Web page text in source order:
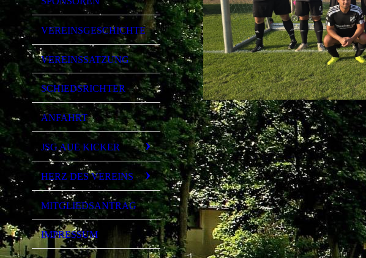
VEREINSGESCHICHTE
VEREINSSATZUNG
SCHIEDSRICHTER
ANFAHRT
JSG AUE KICKER
HERZ DES VEREINS
MITGLIEDSANTRAG
IMPRESSUM